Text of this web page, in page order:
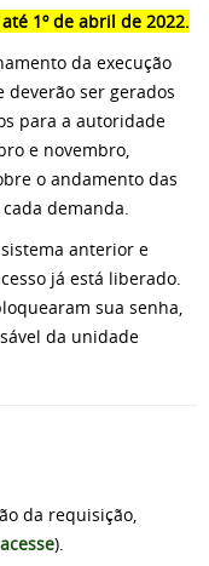
1º de abril de 2022.
da execução
ser gerados
para a autoridade
e novembro,
o andamento das
demanda.
anterior e
já está liberado.
sua senha,
da unidade
da requisição,
).